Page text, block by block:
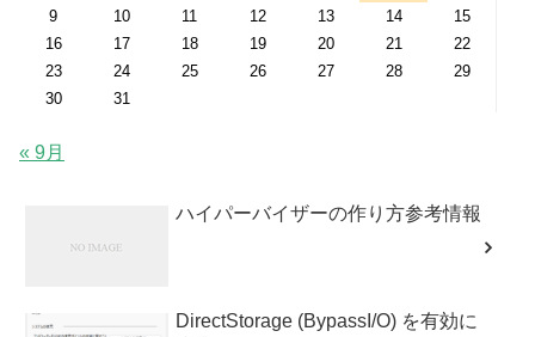
9
10 11 12 13 14
15
16
17 18 19 20 21
22
23
24 25 26 27 28
29
30
31
« 9月
ハイパーバイザーの作り方参考情報
DirectStorage (BypassI/O) を有効に